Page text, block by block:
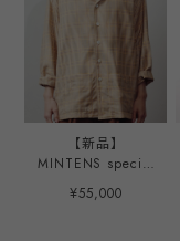
【新品】
MINTENS special
jacket made in
Scotland fabrics
¥55,000